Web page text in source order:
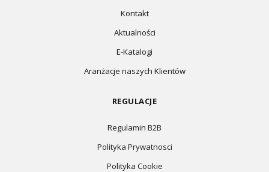
Kontakt
Aktualności
E-Katalogi
Aranżacje naszych Klientów
REGULACJE
Regulamin B2B
Polityka Prywatnosci
Polityka Cookie